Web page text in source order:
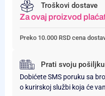
Troškovi dostave
Za ovaj proizvod
Preko 10.000 RSD cena
Prati svoju pošiljku
Dobićete SMS poruku sa
o kurirskoj službi koja će